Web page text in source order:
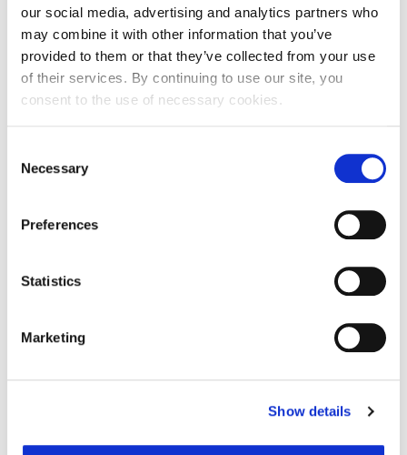
our social media, advertising and analytics partners who
may combine it with other information that you’ve
provided to them or that they’ve collected from your use
of their services. By continuing to use our site, you
consent to the use of necessary cookies.
Selection
Necessary
Preferences
Statistics
Marketing
Show details
LEI vezanog subjekta
-
Potvrđeno kod
Sudski registar
(RA000156)
potpuno potvrđeno
Datum isteka subjekta
Poštanski broj
Adresa
Rooseweltova 52